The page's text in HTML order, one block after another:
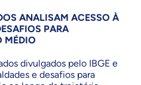
ANALISAM ACESSO À
PARA
MÉDIO
divulgados pelo IBGE e
e desafios para